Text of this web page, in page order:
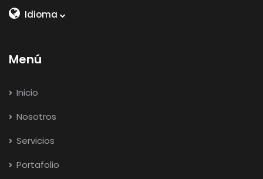
Idioma
Menú
Inicio
Nosotros
Servicios
Portafolio